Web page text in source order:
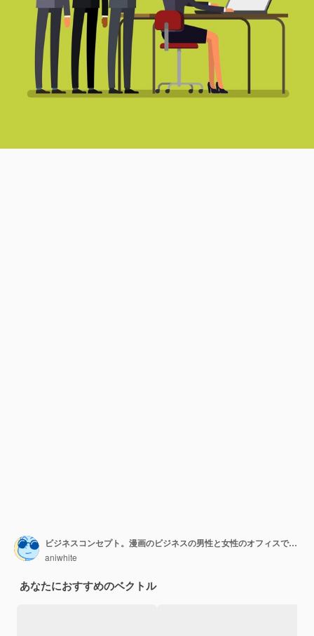
ビジネスコンセプト。漫画のビジネスの男性と女性のオフィスで働いています。変更を加える時間です。フラットなデザイン、ベクトルイラスト。
aniwhite
あなたにおすすめのベクトル